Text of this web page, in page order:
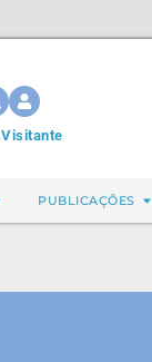
Visitante
PUBLICAÇÕES